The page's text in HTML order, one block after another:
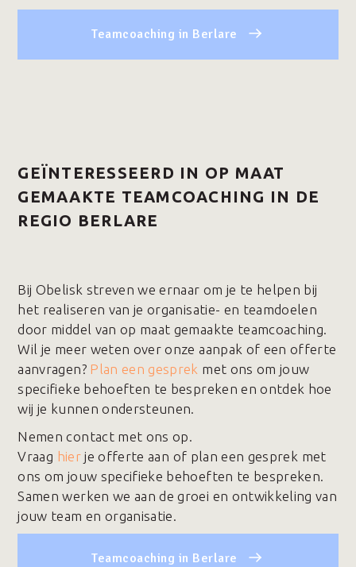
Teamcoaching in Berlare
GEÏNTERESSEERD IN OP MAAT
GEMAAKTE TEAMCOACHING IN DE
REGIO BERLARE
Bij Obelisk streven we ernaar om je te helpen bij
het realiseren van je organisatie- en teamdoelen
door middel van op maat gemaakte teamcoaching.
Wil je meer weten over onze aanpak of een offerte
aanvragen? Plan een gesprek met ons om jouw
specifieke behoeften te bespreken en ontdek hoe
wij je kunnen ondersteunen.
Nemen contact met ons op.
Vraag hierje offerte aan of plan een gesprek met
ons om jouw specifieke behoeften te bespreken.
Samen werken we aan de groei en ontwikkeling van
jouw team en organisatie.
Teamcoaching in Berlare